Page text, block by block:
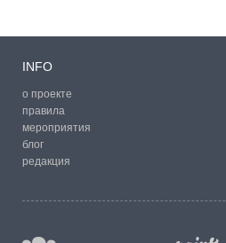
INFO
о проекте
правила
мероприятия
блог
редакция